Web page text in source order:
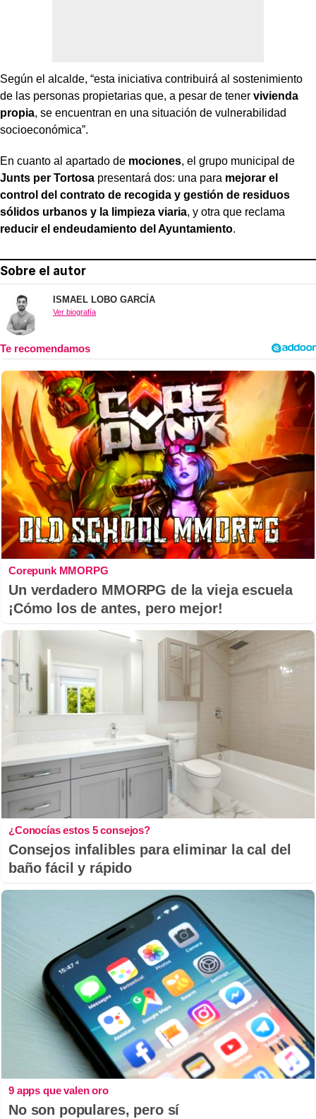
Según el alcalde, “esta iniciativa contribuirá al sostenimiento
de las personas propietarias que, a pesar de tener vivienda
propia, se encuentran en una situación de vulnerabilidad
socioeconómica”.
En cuanto al apartado de mociones, el grupo municipal de
Junts per Tortosa presentará dos: una para mejorar el
control del contrato de recogida y gestión de residuos
sólidos urbanos y la limpieza viaria, y otra que reclama
reducir el endeudamiento del Ayuntamiento.
Sobre el autor
ISMAEL LOBO GARCÍA
Ver biografía
Corepunk MMORPG
Un verdadero MMORPG de la vieja escuela
¡Cómo los de antes, pero mejor!
¿Conocías estos 5 consejos?
Consejos infalibles para eliminar la cal del
baño fácil y rápido
9 apps que valen oro
No son populares, pero sí